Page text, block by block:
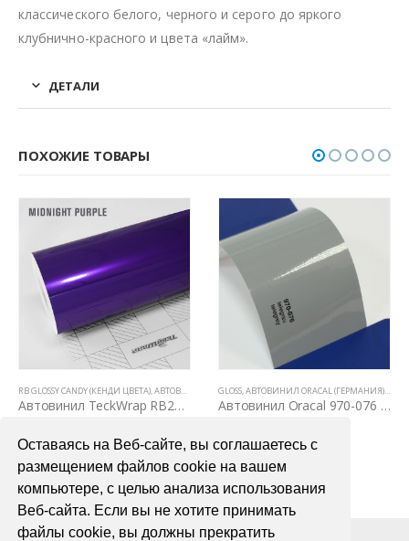
Оставаясь на Веб-сайте, вы соглашаетесь с
размещением файлов cookie на вашем
компьютере, с целью анализа использования
Веб-сайта. Если вы не хотите принимать
файлы cookie, вы должны прекратить
классического белого, черного и серого до яркого
клубнично-красного и цвета «лайм».
ДЕТАЛИ
ПОХОЖИЕ ТОВАРЫ
RB GLOSSY CANDY (КЕНДИ ЦВЕТА) АВТОВИНИЛ TECKWRAP ,ВСЕ ТОВАРЫ,ЦВЕТНЫЕ ВИНИЛОВЫЕ
Автовинил TeckWrap RB20 Midnight Purple
В КОРЗИНУ
GLOSS АВТОВИНИЛ ORACAL (ГЕРМАНИЯ)
Автовинил Oracal 970-076 telegrau telegrey – серый
В КОРЗИНУ